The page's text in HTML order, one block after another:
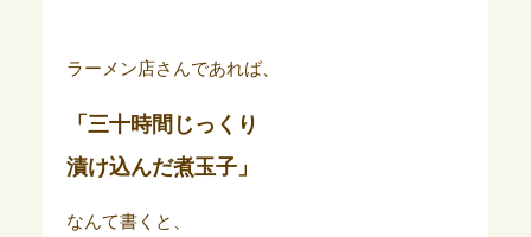
ラーメン店さんであれば、
「三十時間じっくり
漬け込んだ煮玉子」
なんて書くと、